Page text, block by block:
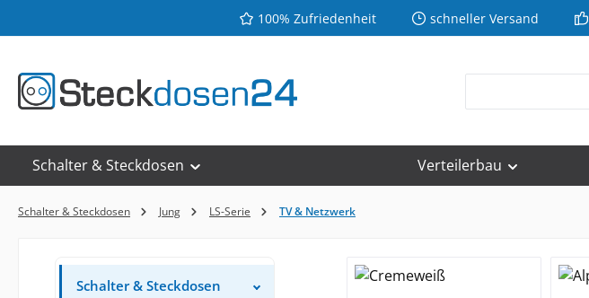
100% Zufriedenheit schneller Versand
Schalter & Steckdosen Verteilerbau
Schalter & Steckdosen Jung LS-Serie TV & Netzwerk
Schalter & Steckdosen